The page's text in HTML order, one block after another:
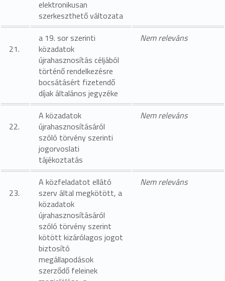
elektronikusan
szerkeszthető változata
21.
a 19. sor szerinti
közadatok
újrahasznosítás céljából
történő rendelkezésre
bocsátásért fizetendő
díjak általános jegyzéke
Nem releváns
22.
A közadatok
újrahasznosításáról
szóló törvény szerinti
jogorvoslati
tájékoztatás
Nem releváns
23.
A közfeladatot ellátó
szerv által megkötött, a
közadatok
újrahasznosításáról
szóló törvény szerint
kötött kizárólagos jogot
biztosító
megállapodások
szerződő feleinek
Nem releváns